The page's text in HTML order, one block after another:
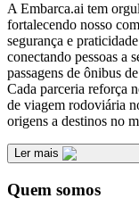
A Embarca.ai tem
fortalecendo nosso
segurança e
conectando pessoas a
passagens de ônibus
Cada parceria reforça
de viagem rodoviária
origens a destinos no
Ler mais
Quem somos